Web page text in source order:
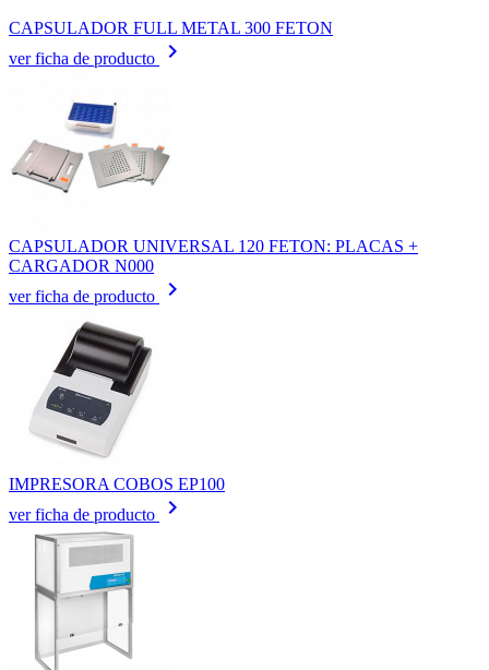
CAPSULADOR FULL METAL 300 FETON
ver ficha de producto
keyboard_arrow_right
CAPSULADOR UNIVERSAL 120 FETON: PLACAS +
CARGADOR N000
ver ficha de producto
keyboard_arrow_right
IMPRESORA COBOS EP100
ver ficha de producto
keyboard_arrow_right